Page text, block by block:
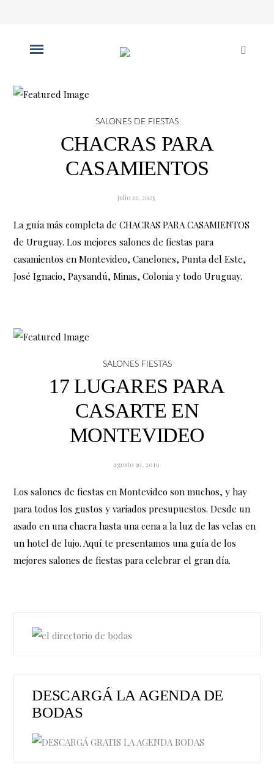
SALONES DE FIESTAS
CHACRAS PARA
CASAMIENTOS
julio 22, 2025
La guía más completa de CHACRAS PARA CASAMIENTOS
de Uruguay. Los mejores salones de fiestas para
casamientos en Montevideo, Canelones, Punta del Este,
José Ignacio, Paysandú, Minas, Colonia y todo Uruguay.
SALONES FIESTAS
17 LUGARES PARA
CASARTE EN
MONTEVIDEO
agosto 30, 2019
Los salones de fiestas en Montevideo son muchos, y hay
para todos los gustos y variados presupuestos. Desde un
asado en una chacra hasta una cena a la luz de las velas en
un hotel de lujo. Aquí te presentamos una guía de los
mejores salones de fiestas para celebrar el gran día.
DESCARGÁ LA AGENDA DE
BODAS